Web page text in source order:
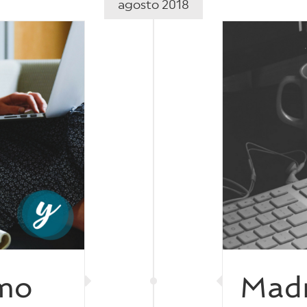
agosto 2018
Madre y emprendedora: mi
experiencia
Emprender